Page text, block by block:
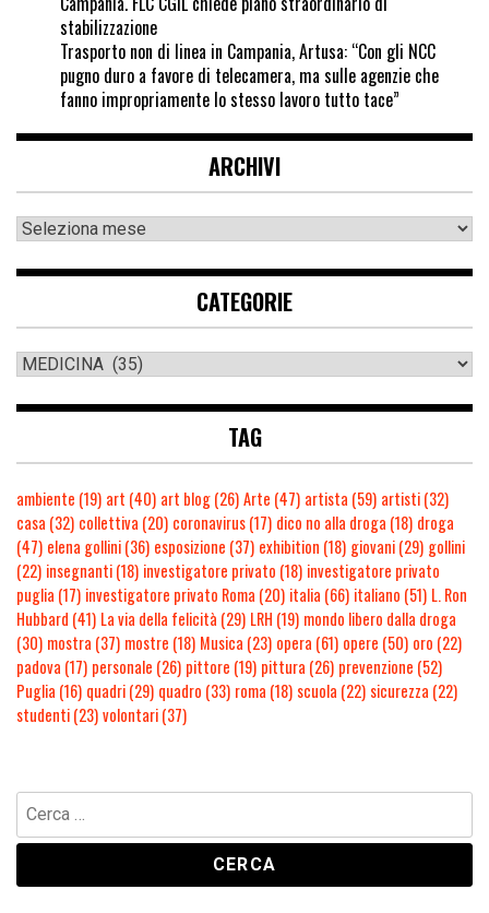
stabilizzazione
Trasporto non di linea in Campania, Artusa: “Con gli NCC
pugno duro a favore di telecamera, ma sulle agenzie che
fanno impropriamente lo stesso lavoro tutto tace”
ARCHIVI
CATEGORIE
TAG
ambiente (19) art (40) art blog(26)Arte (47) artista (59) artisti(32)
casa (32) collettiva (20) coronavirus(17) dico no alla droga (18) droga
(47) elena gollini(36) esposizione (37) exhibition (18) giovani(29) gollini
(22) insegnanti(18) investigatore privato (18) investigatore privato
puglia (17) investigatore privato Roma (20) italia (66) italiano (51) L. Ron
Hubbard (41) La via della felicità (29) LRH (19) mondo libero dalla droga
(30) mostra (37) mostre (18) Musica (23) opera (61) opere (50) oro (22)
padova (17) personale (26) pittore (19) pittura (26) prevenzione (52)
Puglia (16) quadri(29) quadro (33) roma (18) scuola (22) sicurezza (22)
studenti(23)volontari(37)